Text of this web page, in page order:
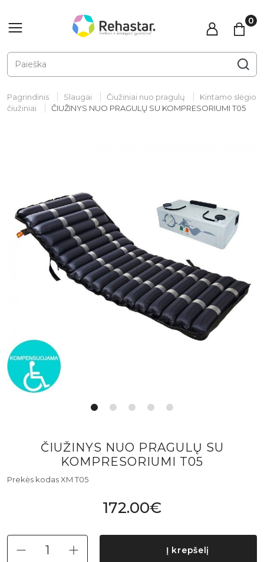
Pagrindinis Slaugai Čiužiniai nuo pragulų
Kintamo slėgio
čiužiniai
ČIUŽINYS NUO PRAGULŲ SU KOMPRESORIUMI T05
ČIUŽINYS NUO PRAGULŲ SU
KOMPRESORIUMI T05
Prekės kodas XM T05
172.00€
Į krepšelį